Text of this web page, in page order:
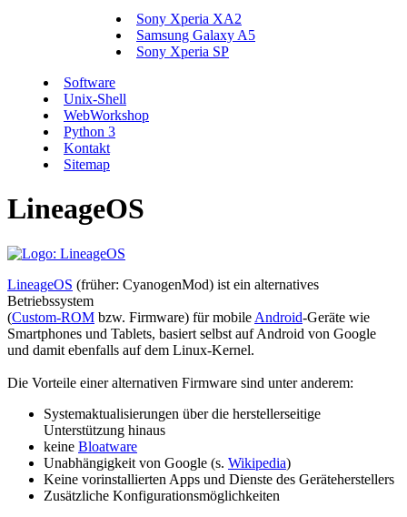
Sony Xperia XA2
Samsung Galaxy A5
Sony Xperia SP
Software
Unix-Shell
WebWorkshop
Python 3
Kontakt
Sitemap
LineageOS
LineageOS (früher: CyanogenMod) ist ein alternatives
Betriebssystem
(Custom-ROM bzw. Firmware) für mobile Android-Geräte wie
Smartphones und Tablets, basiert selbst auf Android von Google
und damit ebenfalls auf dem Linux-Kernel.
Die Vorteile einer alternativen Firmware sind unter anderem:
Systemaktualisierungen über die herstellerseitige
Unterstützung hinaus
keine Bloatware
Unabhängigkeit von Google (s. Wikipedia)
Keine vorinstallierten Apps und Dienste des Geräteherstellers
Zusätzliche Konfigurationsmöglichkeiten